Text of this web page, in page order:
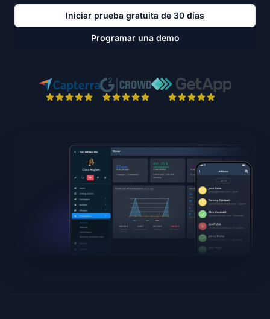
Iniciar prueba gratuita de 30 días
Programar una demo